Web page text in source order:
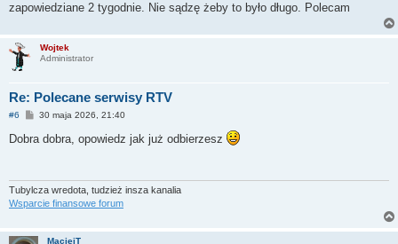
zapowiedziane 2 tygodnie. Nie sądzę żeby to było długo. Polecam
Wojtek
Administrator
Re: Polecane serwisy RTV
#6
P
s
t
30 maja 2026, 21:40
Dobra dobra, opowiedz jak już odbierzesz
Tubylcza wredota, tudzież insza kanalia
Wsparcie finansowe forum
MaciejT